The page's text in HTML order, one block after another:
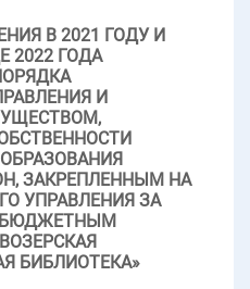
В 2021 ГОДУ И
2022 ГОДА
И
ЗАКРЕПЛЕННЫМ НА
УПРАВЛЕНИЯ ЗА
БИБЛИОТЕКА»